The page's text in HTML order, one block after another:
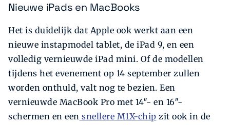
Nieuwe iPads en MacBooks
Het is duidelijk dat Apple ook werkt aan een
nieuwe instapmodel tablet, de iPad 9, en een
volledig vernieuwde iPad mini. Of de modellen
tijdens het evenement op 14 september zullen
worden onthuld, valt nog te bezien. Een
vernieuwde MacBook Pro met 14″- en 16″-
schermen en een snellere M1X-chip zit ook in de